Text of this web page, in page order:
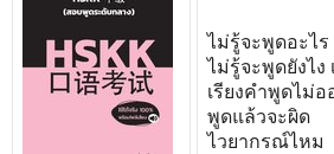
ไม่รู้จะพูดอะไร
ไม่รู้จะพูดยังไง
เรียงคำพูดไม่อ
พูดแล้วจะผิด
ไวยากรณ์ไหม